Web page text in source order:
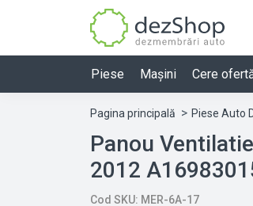
Piese Mașini Cere
Pagina principală Piese Auto
Panou Ventilatie
2012
Cod SKU: MER-6A-17